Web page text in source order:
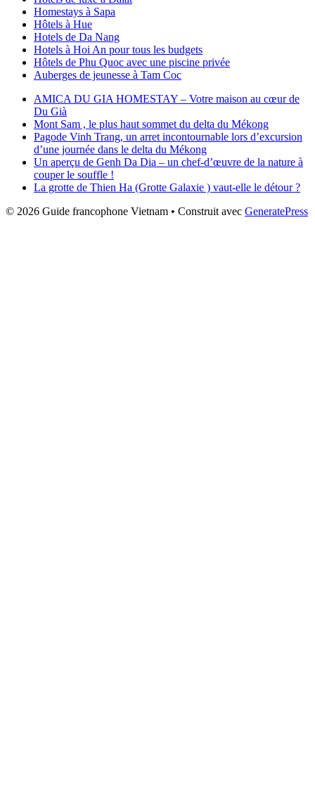
Homestays à Sapa
Hôtels à Hue
Hotels de Da Nang
Hotels à Hoi An pour tous les budgets
Hôtels de Phu Quoc avec une piscine privée
Auberges de jeunesse à Tam Coc
AMICA DU GIA HOMESTAY – Votre maison au cœur de
Du Già
Mont Sam , le plus haut sommet du delta du Mékong
Pagode Vinh Trang, un arret incontournable lors d’excursion
d’une journée dans le delta du Mékong
Un aperçu de Genh Da Dia – un chef-d’œuvre de la nature à
couper le souffle !
La grotte de Thien Ha (Grotte Galaxie ) vaut-elle le détour ?
© 2026 Guide francophone Vietnam • Construit avec GeneratePress